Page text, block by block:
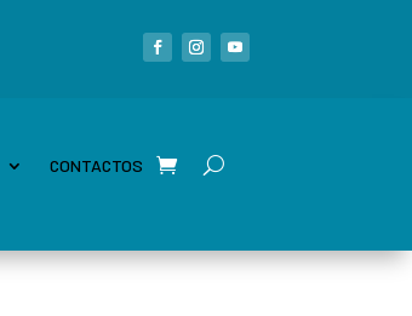
CONTACTOS